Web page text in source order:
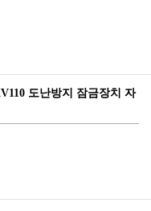
도난방지 잠금장치 자